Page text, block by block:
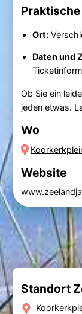
Ort:
Daten und
Ob Sie ein
jeden etwas.
Wo
Website
Standort